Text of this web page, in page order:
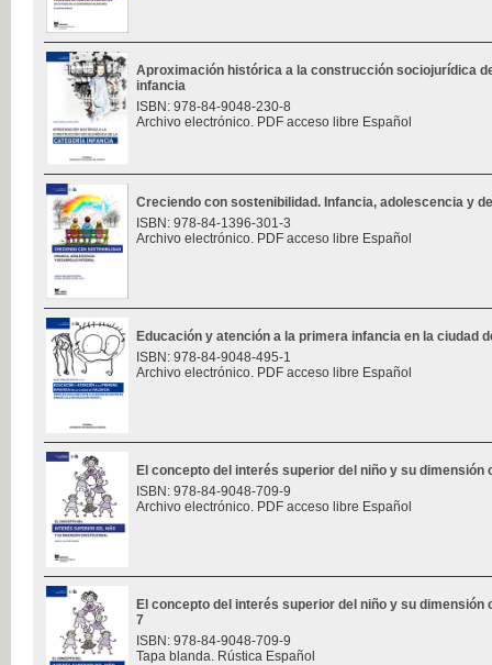
Aproximación histórica a la construcción sociojurídica
infancia
ISBN: 978-84-9048-230-8
Archivo electrónico. PDF acceso libre Español
Creciendo con sostenibilidad. Infancia, adolescencia y
ISBN: 978-84-1396-301-3
Archivo electrónico. PDF acceso libre Español
Educación y atención a la primera infancia en la ciudad
ISBN: 978-84-9048-495-1
Archivo electrónico. PDF acceso libre Español
El concepto del interés superior del niño y su dimensión
ISBN: 978-84-9048-709-9
Archivo electrónico. PDF acceso libre Español
El concepto del interés superior del niño y su dimensión
7
ISBN: 978-84-9048-709-9
Tapa blanda. Rústica Español